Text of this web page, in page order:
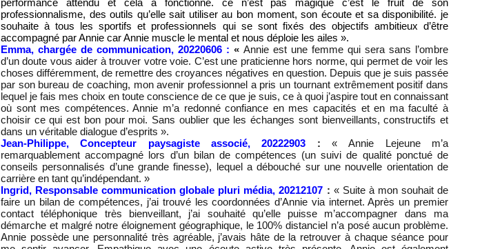
performance attendu et cela a fonctionné. ce n’est pas magique c’est le fruit de son
professionnalisme, des outils qu’elle sait utiliser au bon moment, son écoute et sa disponibilité. je
souhaite à tous les sportifs et professionnels qui se sont fixés des objectifs ambitieux d’être
accompagné par Annie car Annie muscle le mental et nous déploie les ailes ».
Emma, chargée de communication, 20220606 : « Annie est une femme qui sera sans l’ombre
d’un doute vous aider à trouver votre voie. C’est une praticienne hors norme, qui permet de voir les
choses différemment, de remettre des croyances négatives en question. Depuis que je suis passée
par son bureau de coaching, mon avenir professionnel a pris un tournant extrêmement positif dans
lequel je fais mes choix en toute conscience de ce que je suis, ce à quoi j’aspire tout en connaissant
où sont mes compétences. Annie m’a redonné confiance en mes capacités et en ma faculté à
choisir ce qui est bon pour moi. Sans oublier que les échanges sont bienveillants, constructifs et
dans un véritable dialogue d’esprits ».
Jean-Philippe, Concepteur paysagiste associé, 20222903 :« Annie Lejeune m’a
remarquablement accompagné lors d’un bilan de compétences (un suivi de qualité ponctué de
conseils personnalisés d’une grande finesse), lequel a débouché sur une nouvelle orientation de
carrière en tant qu’indépendant. »
Ingrid, Responsable communication globale pluri média, 20212107 : « Suite à mon souhait de
faire un bilan de compétences, j’ai trouvé les coordonnées d’Annie via internet. Après un premier
contact téléphonique très bienveillant, j’ai souhaité qu’elle puisse m’accompagner dans ma
démarche et malgré notre éloignement géographique, le 100% distanciel n’a posé aucun problème.
Annie possède une personnalité très agréable, j’avais hâte de la retrouver à chaque séance pour